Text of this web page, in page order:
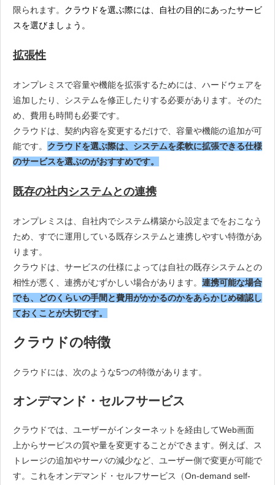
限られます。 クラウドを選ぶ際には、自社の目的にあったサービ
スを選びましょう。
拡張性
オンプレミスで容量や機能を拡張するためには、ハードウェアを
追加したり、システムを修正したりする必要があります。そのた
め、費用も時間も必要です。
クラウドは、契約内容を変更するだけで、容量や機能の追加が可
能です。 クラウドを選ぶ際は、システムを柔軟に拡張できる仕様
のサービスを選ぶのがおすすめです。
既存の社内システムとの連携
オンプレミスは、自社内でシステム構築から設定までをおこなう
ため、すでに運用している既存システムと連携しやすい特徴があ
ります。
クラウドは、サービスの仕様によっては自社の既存システムとの
相性が悪く、連携がむずかしい場合があります。 連携可能な場合
でも、どのくらいの手間と費用がかかるのかをあらかじめ確認し
ておくことが大切です。
クラウドの特徴
クラウドには、次のような5つの特徴があります。
オンデマンド・セルフサービス
クラウドでは、ユーザーがインターネットを経由してWeb画面
上からサービスの質や量を変更することができます。例えば、ス
トレージの追加やサーバの減少など、ユーザー側で変更が可能で
す。これをオンデマンド・セルフサービス（On-demand self-